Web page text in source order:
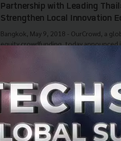
Partnership with Leading
Strengthen Local Innovation
Bangkok, May 9, 2018 - OurCrowd, a
equity crowdfunding, today
May 9, 2018| By
Susan
0
PR News News OurCrowd Partnership
บทสัมภาษณ์พิเศษกับ 3 Fintech